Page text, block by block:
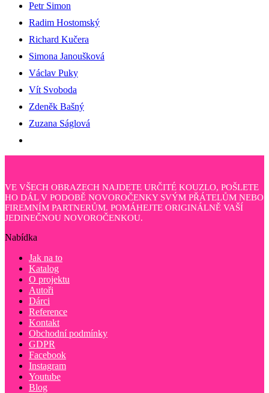
Petr Simon
Radim Hostomský
Richard Kučera
Simona Janoušková
Václav Puky
Vít Svoboda
Zdeněk Bašný
Zuzana Ságlová
VE VŠECH OBRAZECH NAJDETE URČITÉ KOUZLO, POŠLETE
HO DÁL V PODOBĚ NOVOROČENKY SVÝM PŘÁTELŮM NEBO
FIREMNÍM PARTNERŮM. POMÁHEJTE ORIGINÁLNĚ VAŠÍ
JEDINEČNOU NOVOROČENKOU.
Nabídka
Jak na to
Katalog
O projektu
Autoři
Dárci
Reference
Kontakt
Obchodní podmínky
GDPR
Facebook
Instagram
Youtube
Blog